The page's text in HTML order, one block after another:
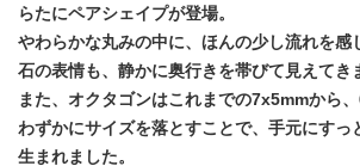
らたにペアシェイプが登場。
やわらかな丸みの中に、ほんの少し流れを感
石の表情も、静かに奥行きを帯びて見えてき
また、オクタゴンはこれまでの7x5mmから、
わずかにサイズを落とすことで、手元にすっ
生まれました。